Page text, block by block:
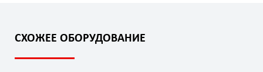
СХОЖЕЕ ОБОРУДОВАНИЕ